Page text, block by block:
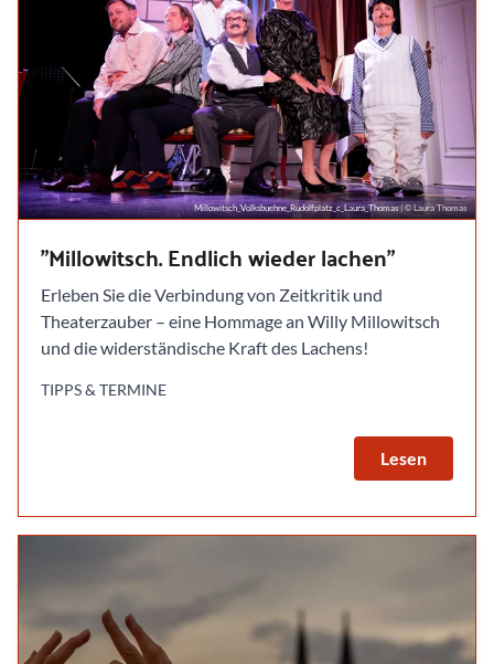
Millowitsch_Volksbuehne_Rudolfplatz_c_Laura_Thomas| © Laura Thomas
"Millowitsch. Endlich wieder lachen"
Erleben Sie die Verbindung von Zeitkritik und
Theaterzauber – eine Hommage an Willy Millowitsch
und die widerständische Kraft des Lachens!
TIPPS & TERMINE
Lesen